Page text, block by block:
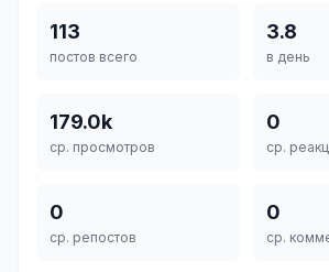
113
постов всего
3.8
в день
179.0k
ср. просмотров
0
ср.
0
ср. репостов
0
ср.